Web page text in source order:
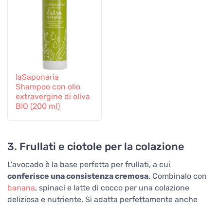
laSaponaria
Shampoo con olio
extravergine di oliva
BIO (200 ml)
3. Frullati e ciotole per la colazione
L'avocado è la base perfetta per frullati, a cui
conferisce una consistenza cremosa. Combinalo con
banana, spinaci e latte di cocco per una colazione
deliziosa e nutriente. Si adatta perfettamente anche